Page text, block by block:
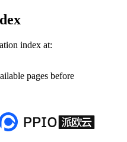
index at:
pages before